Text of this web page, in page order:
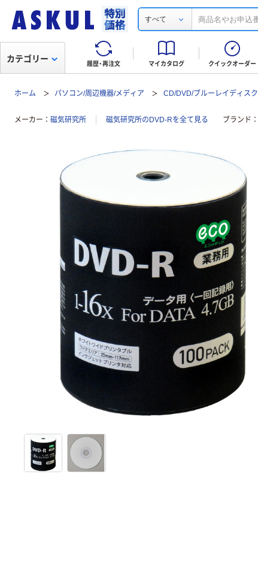
すべて
履歴・再注文 マイカタログ クイックオーダー
カテゴリー
ホーム パソコン/周辺機器/メディア CD/DVD/ブルーレイディスク
メーカー 磁気研究所 磁気研究所のDVD-Rを全て見る ブランド